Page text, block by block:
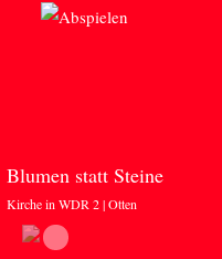
Blumen statt Steine
Kirche in WDR 2 | Otten